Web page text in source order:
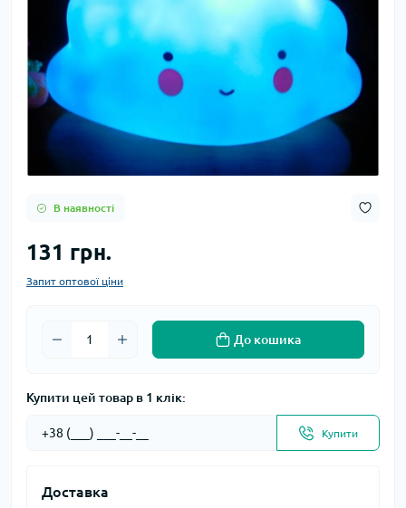
В наявності
131 грн.
Запит оптової ціни
До кошика
Купити цей товар в 1 клік:
Купити
Доставка